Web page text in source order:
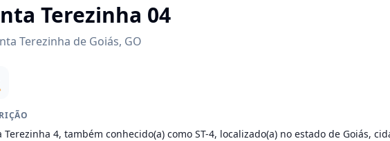
Terezinha 04
Terezinha de Goiás, GO
Terezinha 4, também conhecido(a) como ST-4, localizado(a) no estado de Goiás,